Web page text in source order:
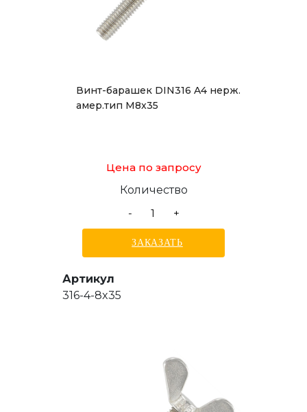
Винт-барашек DIN316 A4 нерж.
амер.тип М8x35
Цена по запросу
Количество
-
+
ЗАКАЗАТЬ
Артикул
316-4-8x35